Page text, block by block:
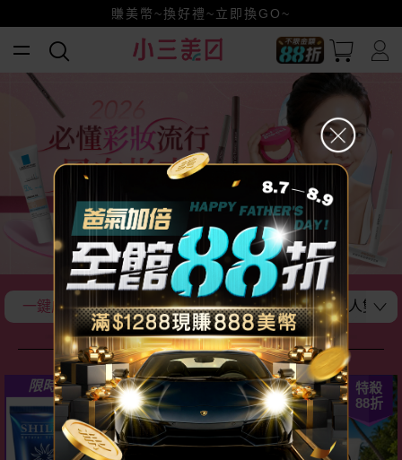
賺美幣~換好禮~立即換GO~
小三美日x全支付~美幣+全點折上折超划算
全館88折爸氣加倍！
一鍵成為最時尚的存在 打扮的美美出門啦~ 迷人雙眼
防曬 × 美白 × 女孩戰力全開！
限時51折
特殺
88折